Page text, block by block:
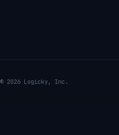
© 2026 Logicky, Inc.